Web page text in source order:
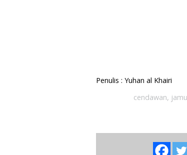
Penulis : Yuhan al Khairi
cendawan,